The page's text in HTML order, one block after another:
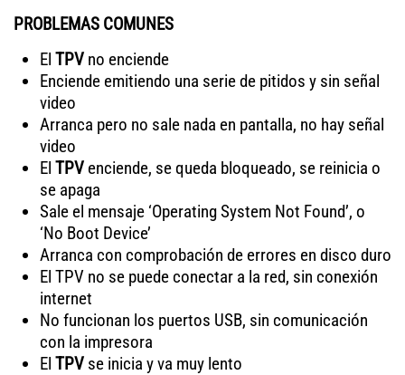
PROBLEMAS COMUNES
El TPVno enciende
Enciende emitiendo una serie de pitidos y sin señal
video
Arranca pero no sale nada en pantalla, no hay señal
video
El TPVenciende, se queda bloqueado, se reinicia o
se apaga
Sale el mensaje ‘Operating System Not Found’, o
‘No Boot Device’
Arranca con comprobación de errores en disco duro
El TPV no se puede conectar a la red, sin conexión
internet
No funcionan los puertos USB, sin comunicación
con la impresora
El TPVse inicia y va muy lento